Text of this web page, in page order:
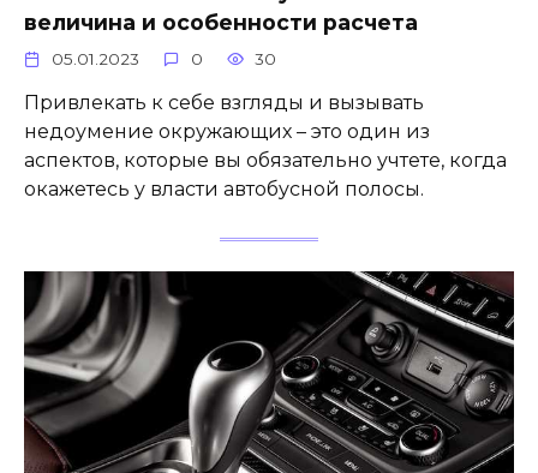
величина и особенности расчета
05.01.2023 0 30
Привлекать к себе взгляды и вызывать
недоумение окружающих – это один из
аспектов, которые вы обязательно учтете, когда
окажетесь у власти автобусной полосы.